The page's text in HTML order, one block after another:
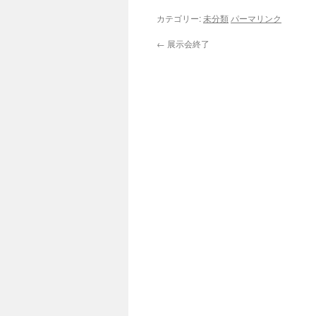
カテゴリー:未分類 パーマリンク
← 展示会終了